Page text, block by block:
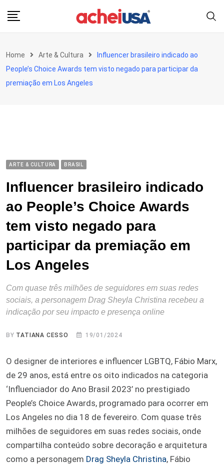
Home Arte & Cultura
Influencer brasileiro indicado ao
People’s Choice Awards tem visto negado para participar da
premiação em Los Angeles
ARTE & CULTURA BRASIL
Influencer brasileiro indicado
ao People’s Choice Awards
tem visto negado para
participar da premiação em
Los Angeles
Com quase três milhões de seguidores em suas redes
sociais, a personagem Drag Sheyla Christina recebeu a
indicação por seu impacto e presença online
BY TATIANA CESSO 19/01/2024
O designer de interiores e influencer LGBTQ, Fábio Marx,
de 29 anos, está entre os oito indicados na categoria
‘Influenciador do Ano Brasil 2023’ no prestigiado
People’s Choice Awards, programado para ocorrer em
Los Angeles no dia 18 de fevereiro. Com quase três
milhões de seguidores em suas redes sociais, onde
compartilha conteúdo sobre decoração e arquitetura
como a personagem Drag Sheyla Christina, Fábio